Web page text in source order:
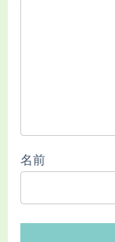
名前